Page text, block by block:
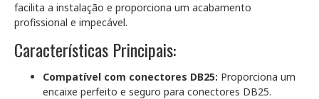
facilita a instalação e proporciona um acabamento
profissional e impecável.
Características Principais:
Compatível com conectores DB25: Proporciona um
encaixe perfeito e seguro para conectores DB25.